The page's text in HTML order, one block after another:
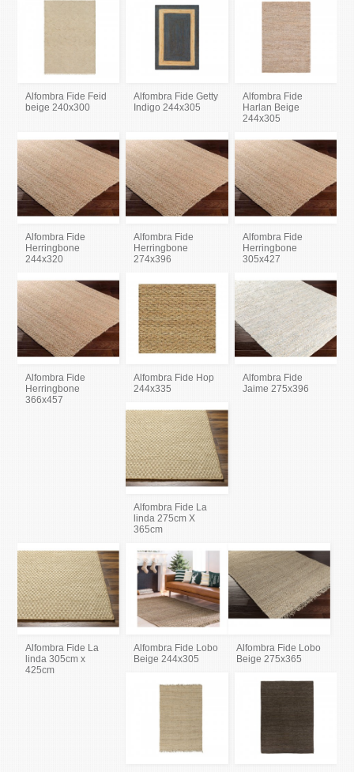
Alfombra Fide Feid
beige 240x300
Alfombra Fide Getty
Indigo 244x305
Alfombra Fide
Harlan Beige
244x305
Alfombra Fide
Herringbone
244x320
Alfombra Fide
Herringbone
274x396
Alfombra Fide
Herringbone
305x427
Alfombra Fide
Herringbone
366x457
Alfombra Fide Hop
244x335
Alfombra Fide
Jaime 275x396
Alfombra Fide La
linda 275cm X
365cm
Alfombra Fide La
linda 305cm x
425cm
Alfombra Fide Lobo
Beige 244x305
Alfombra Fide Lobo
Beige 275x365